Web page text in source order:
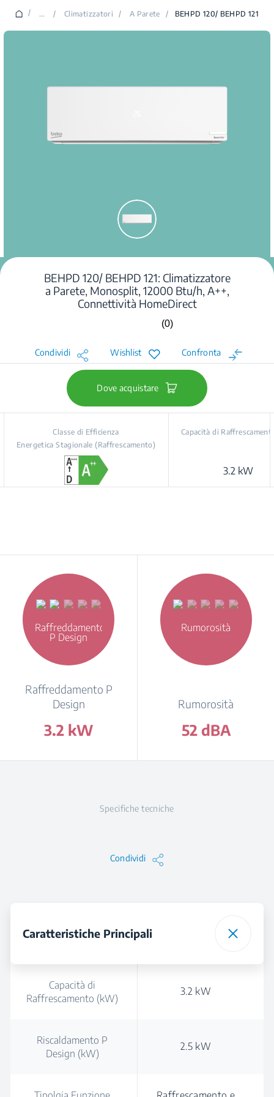
/ ... / Climatizzatori / A Parete / BEHPD 120/ BEHPD 121
BEHPD 120/ BEHPD 121: Climatizzatore
a Parete, Monosplit, 12000 Btu/h, A++,
Connettività HomeDirect
Nessuna
Stesso
alla
(0)
Condividi Wishlist Confronta
Dove acquistare
Classe di Efficienza
Energetica Stagionale (Raffrescamento)
Capacità di
3.2 kW
Raffreddamento
P Design
Raffreddamento P
Design
3.2 kW
Rumorosità
Rumorosità
52 dBA
Specifiche tecniche
Condividi
Caratteristiche Principali
Capacità di
Raffrescamento (kW)
3.2 kW
Riscaldamento P
Design (kW)
2.5 kW